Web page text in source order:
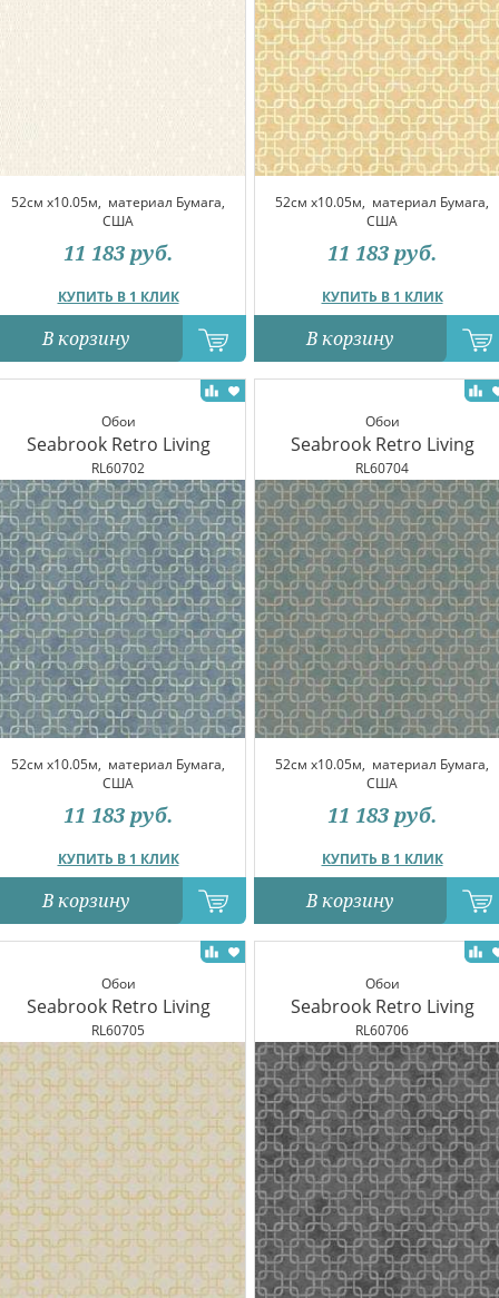
52см x10.05м, материал Бумага,
США
КУПИТЬ В 1 КЛИК
11 183 руб.
В корзину
52см x10.05м, материал Бумага,
США
КУПИТЬ В 1 КЛИК
11 183 руб.
В корзину
Обои
Seabrook Retro Living
RL60702
52см x10.05м, материал Бумага,
США
КУПИТЬ В 1 КЛИК
11 183 руб.
В корзину
Обои
Seabrook Retro Living
RL60704
52см x10.05м, материал Бумага,
США
КУПИТЬ В 1 КЛИК
11 183 руб.
В корзину
Обои
Seabrook Retro Living
RL60705
Обои
Seabrook Retro Living
RL60706